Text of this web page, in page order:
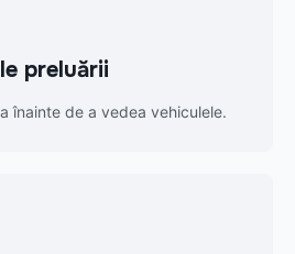
preluării
înainte de a vedea vehiculele.